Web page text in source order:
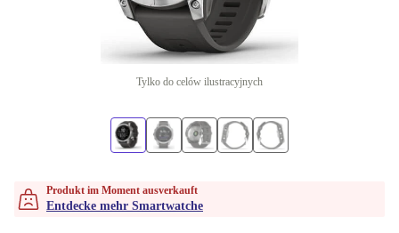
Tylko do celów ilustracyjnych
Produkt im Moment ausverkauft
Entdecke mehr Smartwatche